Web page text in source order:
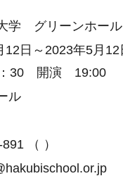
学 グリーンホー
12日～2023年5月12
30 開演 19:00
ル
（ ）